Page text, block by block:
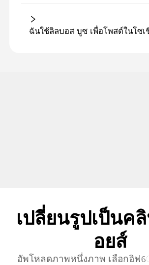
ฉันใช้ลิลบอส บูซ เพื่อโพสต์ในโซเ
เปลี่ยนรูปเป็นค
อยส์
อัพโหลดภาพหนึ่งภาพ เลือกอิฟ